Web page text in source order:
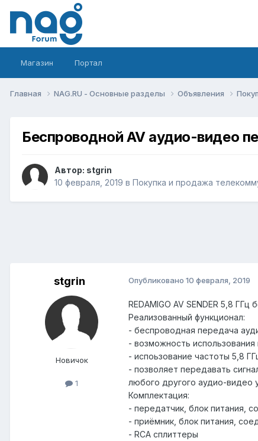
Магазин Портал
Главная NAG.RU - Основные разделы Объявления
Беспроводной AV аудио-видео
Автор: stgrin
10 февраля, 2019 в Покупка и продажа
stgrin
Новичок
1
Опубликовано 10 февраля, 2019
REDAMIGO AV SENDER 5,8
Реализованный функционал:
- беспроводная передача
- возможность
- испоьзование частоты 5,8
- позволяет передавать
любого другого аудио-видео
Комплектация:
- передатчик, блок питания,
- приёмник, блок питания,
- RCA сплиттеры